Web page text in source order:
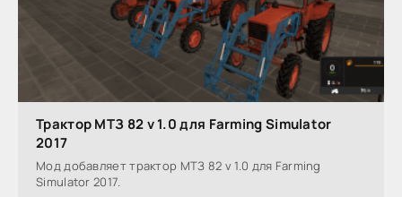
Трактор МТЗ 82 v 1.0 для Farming Simulator
2017
Мод добавляет трактор МТЗ 82 v 1.0 для Farming
Simulator 2017.